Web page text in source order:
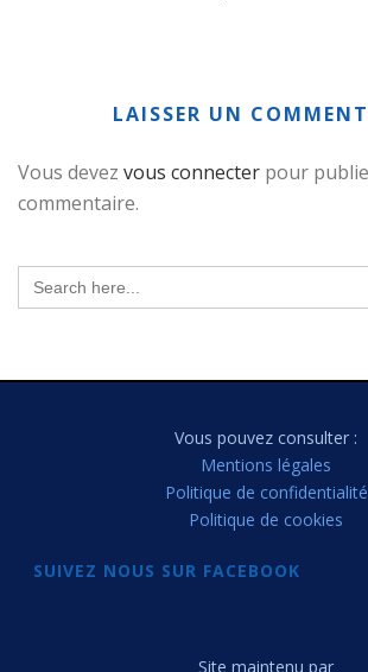
LAISSER UN
Vous devez vous connecter pour
commentaire.
Search
for:
Vous pouvez consulter :
Mentions légales
Politique de confidentialité
Politique de cookies
SUIVEZ NOUS SUR FACEBOOK
Site maintenu par